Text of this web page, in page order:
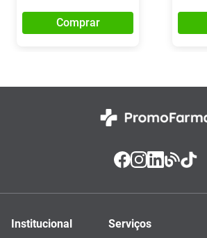
Comprar
Institucional Serviços